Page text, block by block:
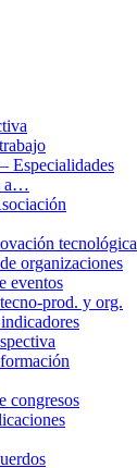
Especialidades
a…
tecnológica
organizaciones
eventos
prod. y org.
congresos